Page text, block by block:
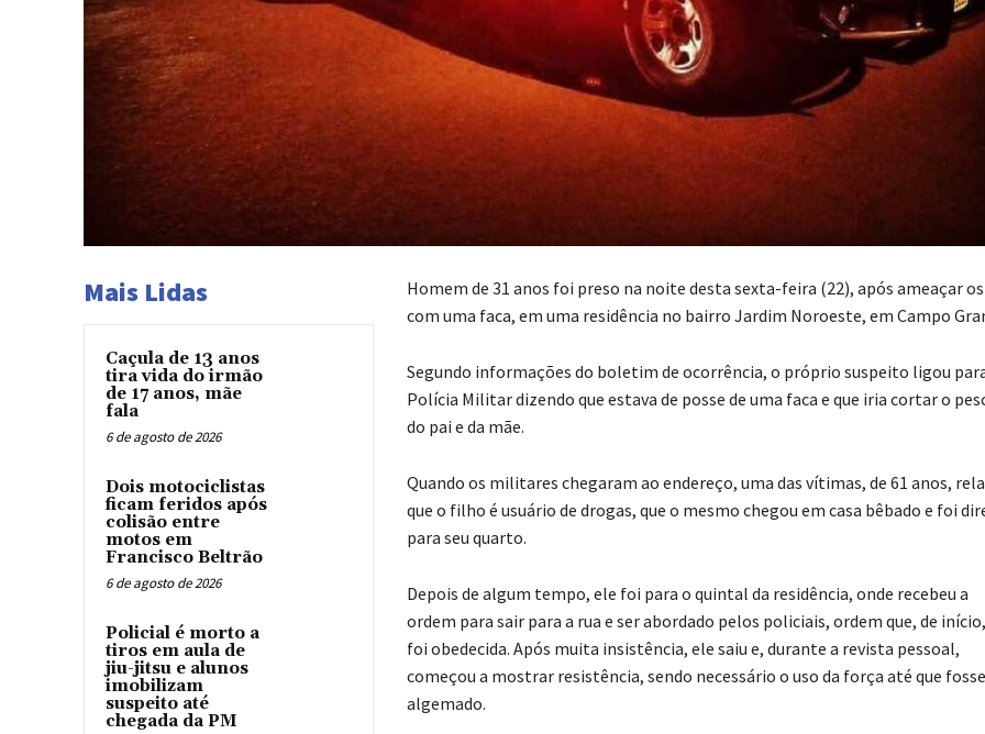
Mais Lidas
Caçula de 13 anos
tira vida do irmão
de 17 anos, mãe
fala
6 de agosto de 2026
Dois motociclistas
ficam feridos após
colisão entre
motos em
Francisco Beltrão
6 de agosto de 2026
Policial é morto a
tiros em aula de
jiu-jitsu e alunos
imobilizam
suspeito até
chegada da PM
Homem de 31 anos foi preso na noite desta sexta-feira (22), após ameaçar
com uma faca, em uma residência no bairro Jardim Noroeste, em Campo
Segundo informações do boletim de ocorrência, o próprio suspeito ligou
Polícia Militar dizendo que estava de posse de uma faca e que iria cortar o
do pai e da mãe.
Quando os militares chegaram ao endereço, uma das vítimas, de 61 anos,
que o filho é usuário de drogas, que o mesmo chegou em casa bêbado e foi
para seu quarto.
Depois de algum tempo, ele foi para o quintal da residência, onde recebeu a
ordem para sair para a rua e ser abordado pelos policiais, ordem que, de
foi obedecida. Após muita insistência, ele saiu e, durante a revista pessoal,
começou a mostrar resistência, sendo necessário o uso da força até que fosse
algemado.